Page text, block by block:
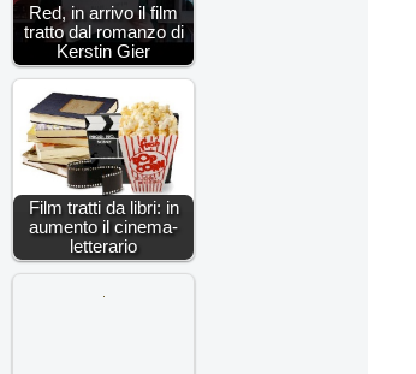
Red, in arrivo il film
tratto dal romanzo di
Kerstin Gier
Film tratti da libri: in
aumento il cinema-
letterario